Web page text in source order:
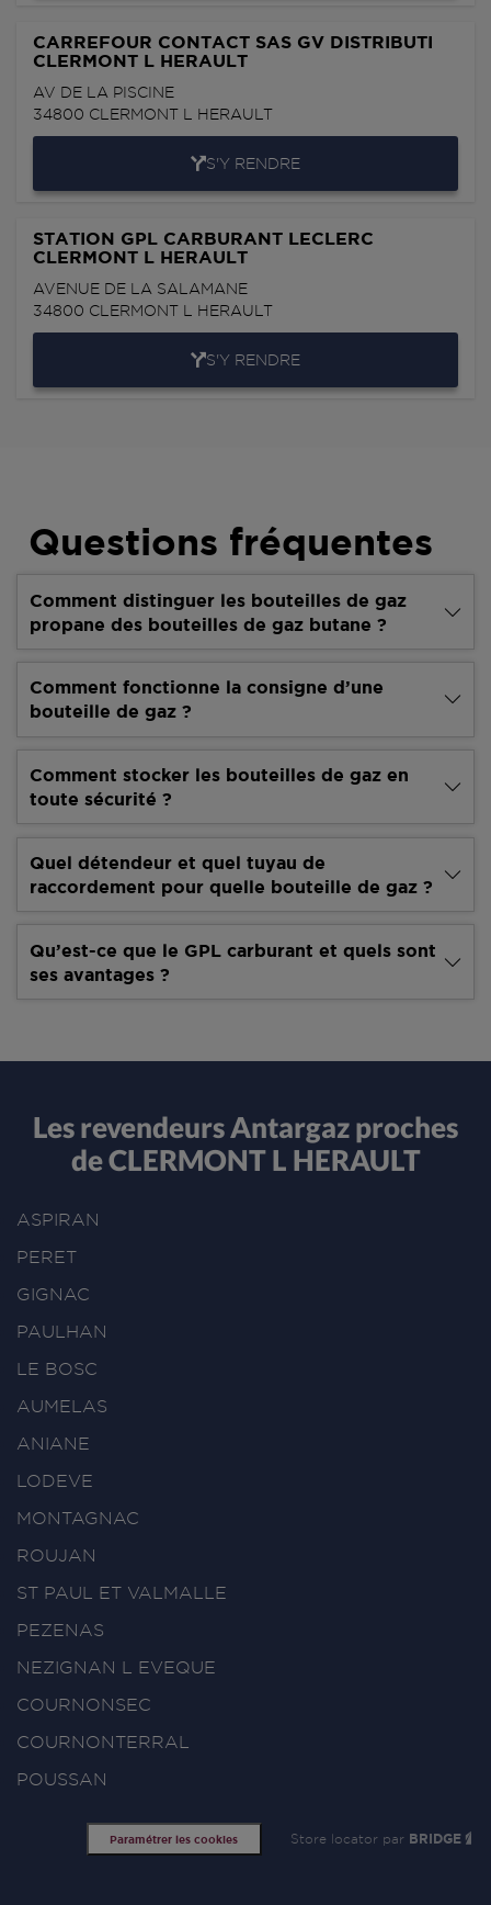
CARREFOUR CONTACT SAS GV DISTRIBUTI
CLERMONT L HERAULT
AV DE LA PISCINE
34800 CLERMONT L HERAULT
S'Y RENDRE
STATION GPL CARBURANT LECLERC
CLERMONT L HERAULT
AVENUE DE LA SALAMANE
34800 CLERMONT L HERAULT
S'Y RENDRE
Questions fréquentes
Comment distinguer les bouteilles de gaz
propane des bouteilles de gaz butane ?
Comment fonctionne la consigne d’une
bouteille de gaz ?
Comment stocker les bouteilles de gaz en
toute sécurité ?
Quel détendeur et quel tuyau de
raccordement pour quelle bouteille de gaz ?
Qu’est-ce que le GPL carburant et quels sont
ses avantages ?
Les revendeurs Antargaz proches
de CLERMONT L HERAULT
ASPIRAN
PERET
GIGNAC
PAULHAN
LE BOSC
AUMELAS
ANIANE
LODEVE
MONTAGNAC
ROUJAN
ST PAUL ET VALMALLE
PEZENAS
NEZIGNAN L EVEQUE
COURNONSEC
COURNONTERRAL
POUSSAN
Paramétrer les cookies Store locator par BRIDGE